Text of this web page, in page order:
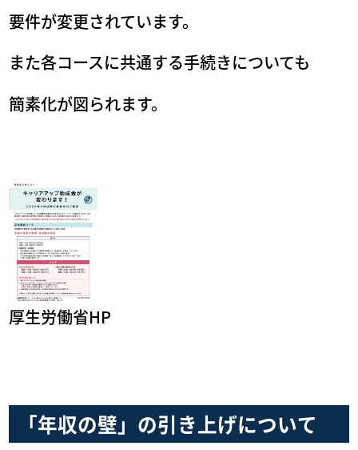
要件が変更されています。
また各コースに共通する手続きについても
簡素化が図られます。
厚生労働省HP
「年収の壁」の引き上げについて